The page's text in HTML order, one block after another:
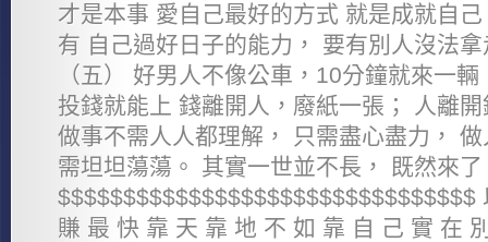
才是本事 愛自己最好的方式 就是成就自
有 自己過好日子的能力， 要有別人沒法
（五） 好男人不像公車，10分鐘就來一
投錢就能上 錢離開人，廢紙一張； 人離
做事不需人人都理解， 只需盡心盡力，
需坦坦蕩蕩。 其實一世並不長， 既然來
$$$$$$$$$$$$$$$$$$$$$$$$$$$$$$$$
賺 最 快 靠 天 靠 地 不 如 靠 自 己 實 在